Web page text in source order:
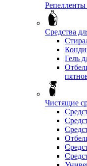
Средства
Гель
Чистящие